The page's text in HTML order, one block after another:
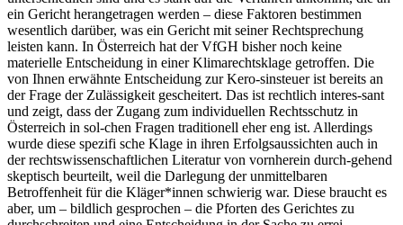
ein Gericht herangetragen werden – diese Faktoren bestimmen
wesentlich darüber, was ein Gericht mit seiner Rechtsprechung
leisten kann. In Österreich hat der VfGH bisher noch keine
materielle Entscheidung in einer Klimarechtsklage getroffen. Die
von Ihnen erwähnte Entscheidung zur Kero-sinsteuer ist bereits an
der Frage der Zulässigkeit gescheitert. Das ist rechtlich interes-sant
und zeigt, dass der Zugang zum individuellen Rechtsschutz in
Österreich in sol-chen Fragen traditionell eher eng ist. Allerdings
wurde diese spezifi sche Klage in ihren Erfolgsaussichten auch in
der rechtswissenschaftlichen Literatur von vornherein durch-gehend
skeptisch beurteilt, weil die Darlegung der unmittelbaren
Betroffenheit für die Kläger*innen schwierig war. Diese braucht es
aber, um – bildlich gesprochen – die Pforten des Gerichtes zu